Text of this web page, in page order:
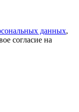
данных,
согласие на